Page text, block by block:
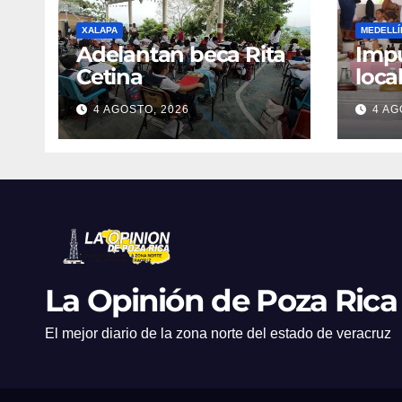
XALAPA
Adelantan beca Rita
Cetina
4 AGOSTO, 2026
en
4
La Opinión de Poza Rica
El mejor diario de la zona norte del estado de veracruz